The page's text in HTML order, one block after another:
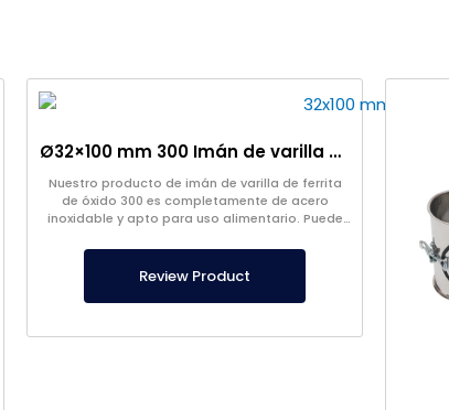
Ø32×100 mm 300 Imán de varilla de ferrita de óxido
Nuestro producto de imán de varilla de ferrita
de óxido 300 es completamente de acero
inoxidable y apto para uso alimentario. Puede
característica a prueba de fugas.
Review Product